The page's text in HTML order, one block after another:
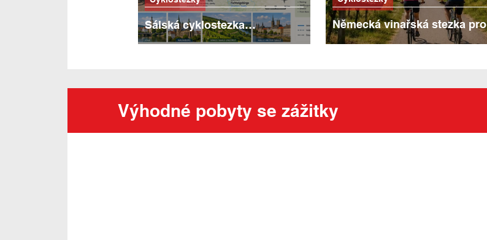
Sálská cyklostezka
(Saaleradweg): 403 kilometrů
Německá vinařská stezka pro
cyklisty
Výhodné pobyty se zážitky